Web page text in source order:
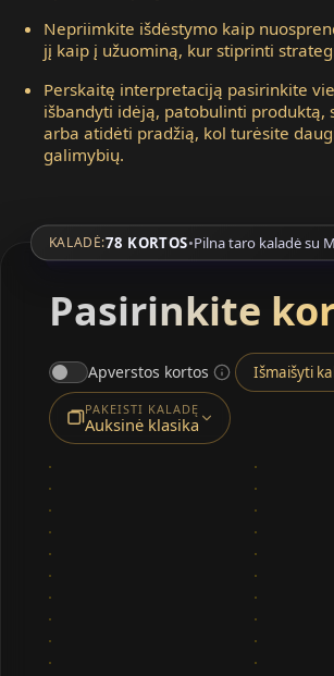
Nepriimkite išdėstymo kaip
jį kaip į užuominą, kur stiprinti
Perskaitę interpretaciją pasirinkite
išbandyti idėją, patobulinti produktą,
arba atidėti pradžią, kol turėsite
galimybių.
KALADĖ:78 KORTOS•Pilna taro kaladė su
Pasirinkite
Apverstos kortos Išmaišyti
PAKEISTI KALADĘ
Auksinė klasika